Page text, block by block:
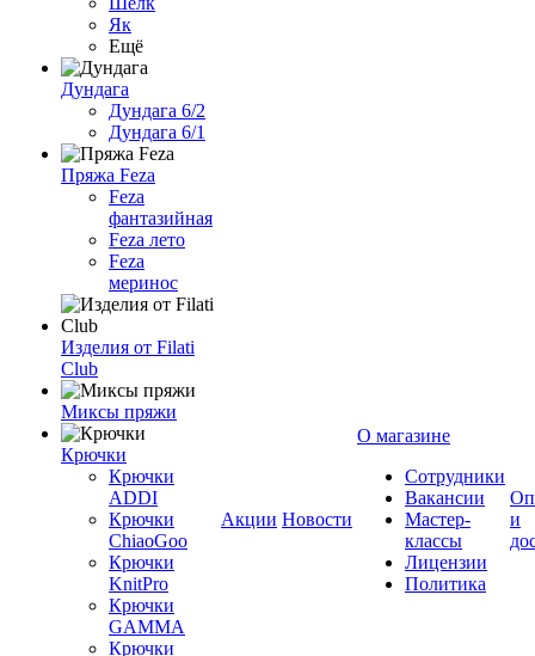
Як
Ещё
Дундага
Дундага 6/2
Дундага 6/1
Пряжа Feza
Feza
фантазийная
Feza лето
Feza
меринос
Изделия от Filati
Club
Миксы пряжи
Крючки
Крючки
ADDI
Крючки
ChiaoGoo
Крючки
KnitPro
Крючки
GAMMA
Крючки
Акции Новости
О магазине
Сотрудники
Вакансии
Мастер-
классы
Лицензии
Политика
и